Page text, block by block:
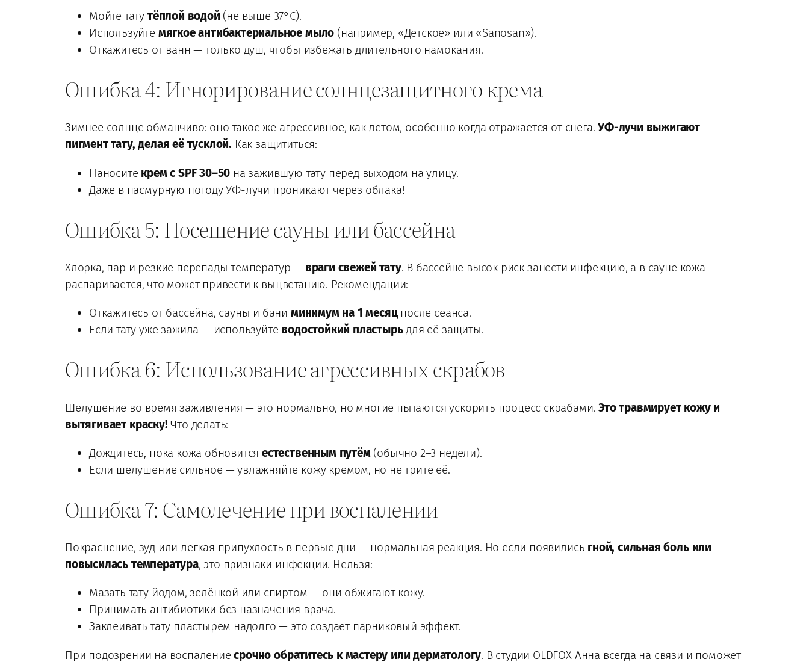
Мойте тату тёплой водой (не выше 37°C).
Используйте мягкое антибактериальное мыло (например, «Детское» или «Sanosan»).
Откажитесь от ванн — только душ, чтобы избежать длительного намокания.
Ошибка 4: Игнорирование солнцезащитного крема
Зимнее солнце обманчиво: оно такое же агрессивное, как летом, особенно когда отражается от снега.УФ-лучи выжигают
пигмент тату, делая её тусклой. Как защититься:
Наносите крем с SPF 30–50 на зажившую тату перед выходом на улицу.
Даже в пасмурную погоду УФ-лучи проникают через облака!
Ошибка 5: Посещение сауны или бассейна
Хлорка, пар и резкие перепады температур — враги свежей тату. В бассейне высок риск занести инфекцию, а в сауне кожа
распаривается, что может привести к выцветанию. Рекомендации:
Откажитесь от бассейна, сауны и бани минимум на 1 месяцпосле сеанса.
Если тату уже зажила — используйте водостойкий пластырьдля её защиты.
Ошибка 6: Использование агрессивных скрабов
Шелушение во время заживления — это нормально, но многие пытаются ускорить процесс скрабами.Это травмирует кожу и
вытягивает краску! Что делать:
Дождитесь, пока кожа обновитсяестественным путём(обычно 2–3 недели).
Если шелушение сильное — увлажняйте кожу кремом, но не трите её.
Ошибка 7: Самолечение при воспалении
Покраснение, зуд или лёгкая припухлость в первые дни — нормальная реакция. Но если появились гной, сильная боль или
повысилась температура, это признаки инфекции. Нельзя:
Мазать тату йодом, зелёнкой или спиртом — они обжигают кожу.
Принимать антибиотики без назначения врача.
Заклеивать тату пластырем надолго — это создаёт парниковый эффект.
При подозрении на воспалениесрочно обратитесь к мастеру или дерматологу. В студии OLDFOX Анна всегда на связи и поможет